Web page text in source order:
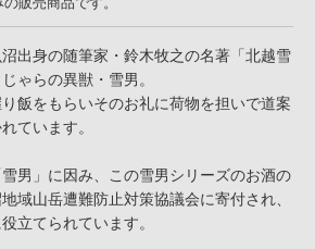
出身の随筆家・鈴木牧之の名著「北越雪
ゃらの異獣・雪男。
飯をもらいそのお礼に荷物を担いで道案
ています。
男」に因み、この雪男シリーズのお酒の
域山岳遭難防止対策協議会に寄付され、
立てられています。